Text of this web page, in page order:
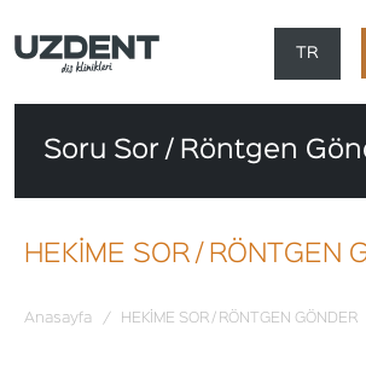
TR
EN
DE
AR
Soru Sor / Röntgen
HEKİME SOR / RÖNTGEN
Anasayfa / HEKİME SOR / RÖNTGEN GÖNDER